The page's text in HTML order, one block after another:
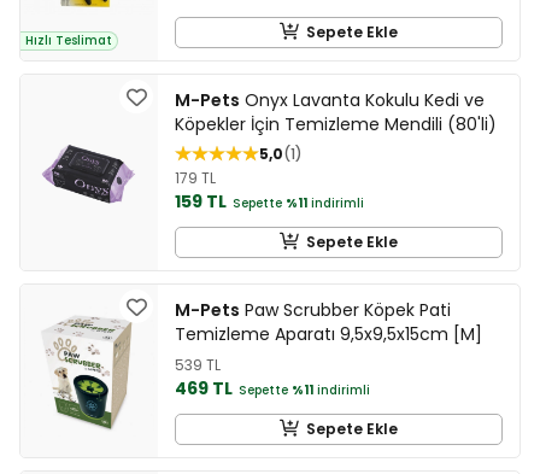
Hızlı Teslimat Sepete Ekle
M-Pets Onyx Lavanta Kokulu Kedi ve
Köpekler İçin Temizleme Mendili (80'li)
5,0 1
179 TL
159 TL Sepette %11 indirimli
Sepete Ekle
M-Pets Paw Scrubber Köpek Pati
Temizleme Aparatı 9,5x9,5x15cm [M]
539 TL
469 TL Sepette %11 indirimli
Sepete Ekle